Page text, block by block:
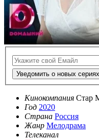
Уведомить о новых сериях
Кинокомпания Стар
Год 2020
Страна Россия
Жанр Мелодрама
Телеканал